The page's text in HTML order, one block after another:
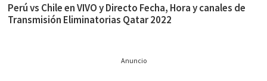
Perú vs Chile en VIVO y Directo Fecha, Hora y canales de
Transmisión Eliminatorias Qatar 2022
Anuncio